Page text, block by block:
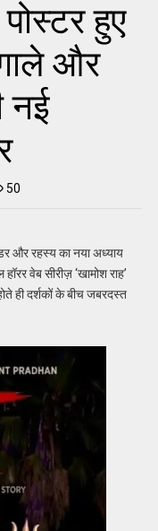
हुए
और
नई
50
और रहस्य का नया अध्याय
वेब सीरीज़ ‘खामोश राह’
ही दर्शकों के बीच जबरदस्त